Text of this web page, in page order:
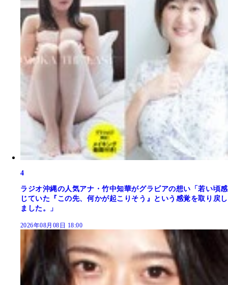
4
ラジオ沖縄の人気アナ・竹中知華がグラビアの想い「若い頃感
じていた『この先、何かが起こりそう』という感覚を取り戻し
ました。」
2026年08月08日 18:00